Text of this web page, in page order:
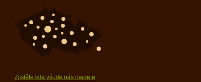
Zjistěte kde všude nás najdete